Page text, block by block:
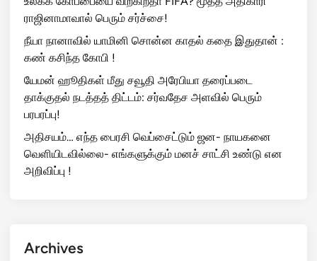
ராஜினாமாவால் பெரும் சர்ச்சை!
நீயா நானாவில் யாமினி சொன்ன காதல் கதை இதுதான் :
கண் கசிந்த கோபி !
யேமன் ஹூதிகள் மீது சவூதி அரேபியா தரைப்படை
தாக்குதல் நடத்தத் திட்டம்: சர்வதேச அளவில் பெரும்
பரபரப்பு!
அதிசயம்… எந்த பைரசி வெப்சைட்டும் ஜன- நாயகனை
வெளியிடவில்லை- எங்களுக்கும் மனச் சாட்சி உண்டு என
அறிவிப்பு !
Archives